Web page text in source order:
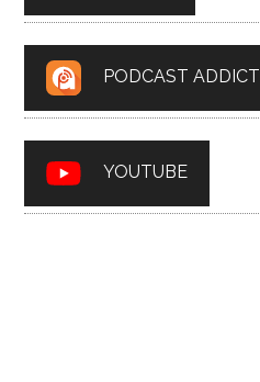
PODCAST ADDICT
YOUTUBE